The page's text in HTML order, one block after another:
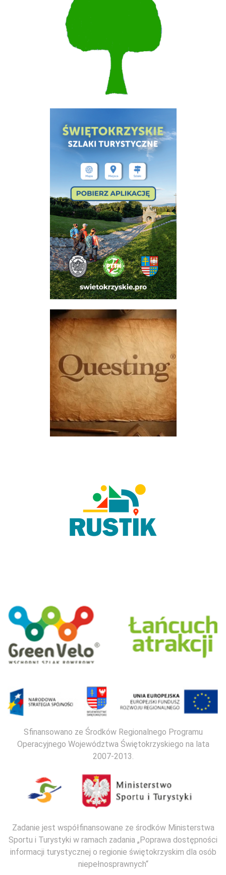
Sfinansowano ze Środków Regionalnego Programu
Operacyjnego Województwa Świętokrzyskiego na lata
2007-2013.
Zadanie jest współfinansowane ze środków Ministerstwa
Sportu i Turystyki w ramach zadania „Poprawa dostępności
informacji turystycznej o regionie świętokrzyskim dla osób
niepełnosprawnych“